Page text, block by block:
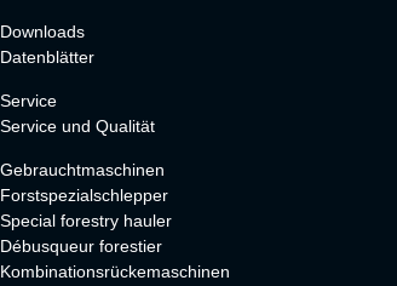
Downloads
Datenblätter
Service
Service und Qualität
Gebrauchtmaschinen
Forstspezialschlepper
Special forestry hauler
Débusqueur forestier
Kombinationsrückemaschinen